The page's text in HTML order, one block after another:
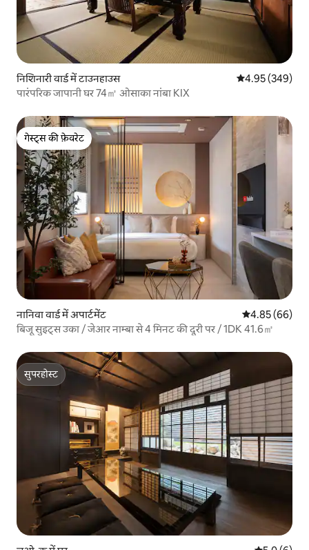
निशिनारी वार्ड में टाउनहाउस औसत रेटिंग 5 में से
4.95 (349)
पारंपरिक जापानी घर 74㎡ ओसाका नांबा KIX
गेस्ट्स की फ़ेवरेट
गेस्ट्स की फ़ेवरेट
नानिवा वार्ड में अपार्टमेंट औसत रेटिंग 5 में
4.85 (66)
बिजू सुइट्स उका / जेआर नाम्बा से 4 मिनट की दूरी पर / 1DK 41.6㎡
सुपरहोस्ट
सुपरहोस्ट